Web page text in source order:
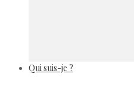
Qui suis-je ?